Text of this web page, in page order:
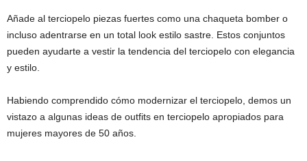
Añade al terciopelo piezas fuertes como una chaqueta bomber o
incluso adentrarse en un total look estilo sastre. Estos conjuntos
pueden ayudarte a vestir la tendencia del terciopelo con elegancia
y estilo.
Habiendo comprendido cómo modernizar el terciopelo, demos un
vistazo a algunas ideas de outfits en terciopelo apropiados para
mujeres mayores de 50 años.